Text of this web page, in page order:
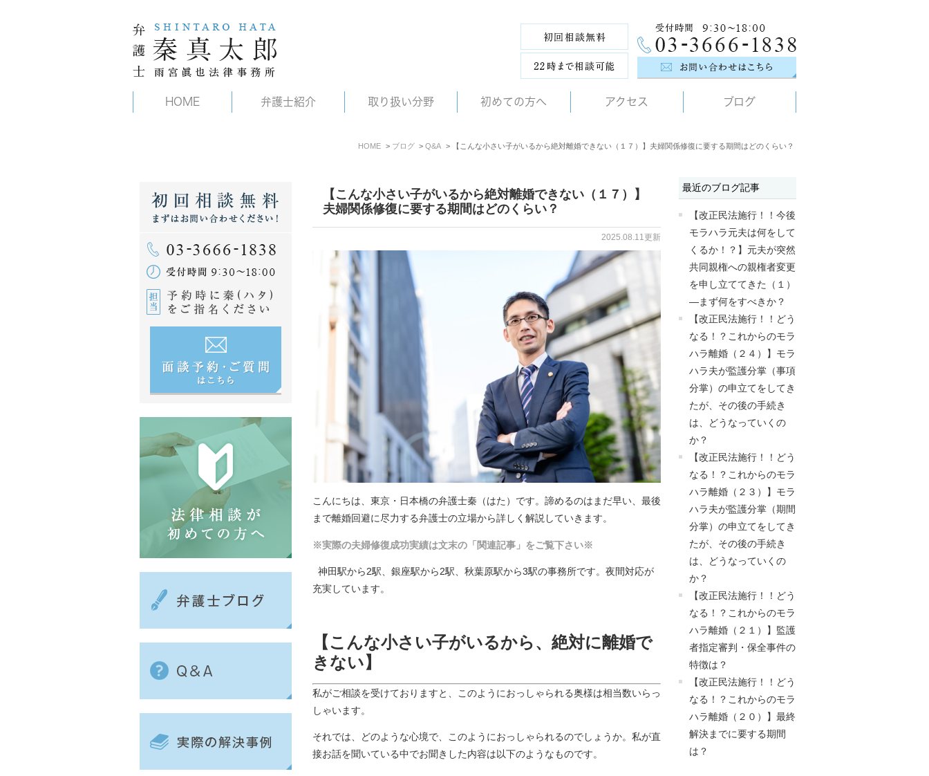
HOME 弁護士紹介 取り扱い分野 初めての方へ アクセス ブログ
HOME ブログ Q&A 【こんな小さい子がいるから絶対離婚できない（１７）】夫婦関係修復に要する期間はどのくらい？
【こんな小さい子がいるから絶対離婚できない（１７）】
夫婦関係修復に要する期間はどのくらい？
2025.08.11更新
こんにちは、東京・日本橋の弁護士秦（はた）です。諦めるのはまだ早い、最後
まで離婚回避に尽力する弁護士の立場から詳しく解説していきます。
※実際の夫婦修復成功実績は文末の「関連記事」をご覧下さい※
神田駅から2駅、銀座駅から2駅、秋葉原駅から3駅の事務所です。夜間対応が
充実しています。
【こんな小さい子がいるから、絶対に離婚で
きない】
私がご相談を受けておりますと、このようにおっしゃられる奥様は相当数いらっ
しゃいます。
それでは、どのような心境で、このようにおっしゃられるのでしょうか。私が直
接お話を聞いている中でお聞きした内容は以下のようなものです。
最近のブログ記事
【改正民法施行！！今後
モラハラ元夫は何をして
くるか！？】元夫が突然
共同親権への親権者変更
を申し立ててきた（１）
―まず何をすべきか？
【改正民法施行！！どう
なる！？これからのモラ
ハラ離婚（２４）】モラ
ハラ夫が監護分掌（事項
分掌）の申立てをしてき
たが、その後の手続き
は、どうなっていくの
か？
【改正民法施行！！どう
なる！？これからのモラ
ハラ離婚（２３）】モラ
ハラ夫が監護分掌（期間
分掌）の申立てをしてき
たが、その後の手続き
は、どうなっていくの
か？
【改正民法施行！！どう
なる！？これからのモラ
ハラ離婚（２１）】監護
者指定審判・保全事件の
特徴は？
【改正民法施行！！どう
なる！？これからのモラ
ハラ離婚（２０）】最終
解決までに要する期間
は？